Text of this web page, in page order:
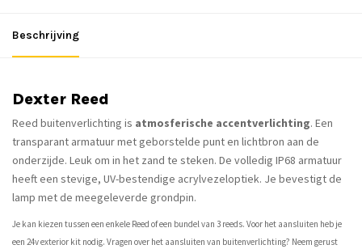
Beschrijving
Dexter Reed
Reed buitenverlichting is atmosferische accentverlichting. Een
transparant armatuur met geborstelde punt en lichtbron aan de
onderzijde. Leuk om in het zand te steken. De volledig IP68 armatuur
heeft een stevige, UV-bestendige acrylvezeloptiek. Je bevestigt de
lamp met de meegeleverde grondpin.
Je kan kiezen tussen een enkele Reed of een bundel van 3 reeds. Voor het aansluiten heb je
een 24v exterior kit nodig. Vragen over het aansluiten van buitenverlichting? Neem gerust